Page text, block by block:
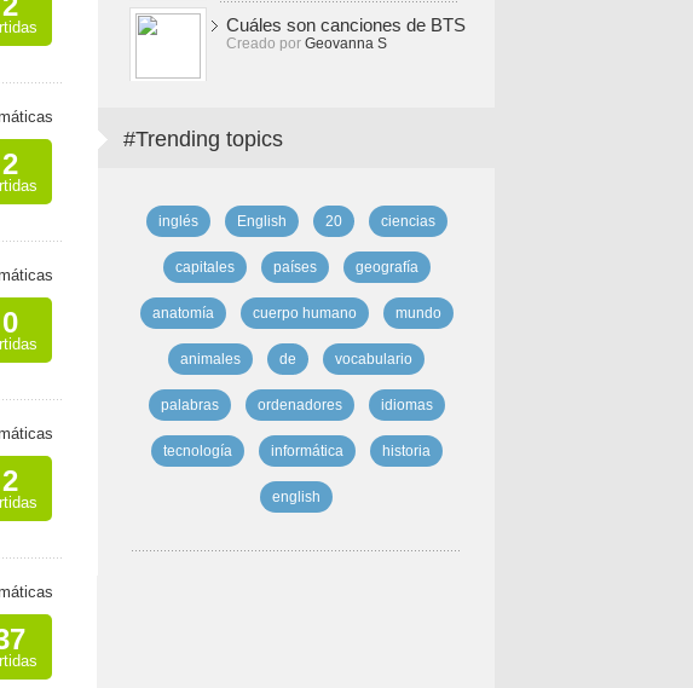
2
0
2
Cuáles son canciones de BTS
Creado por Geovanna S
#Trending topics
inglés English 20 ciencias
capitales países geografía
anatomía cuerpo humano mundo
animales de vocabulario
palabras ordenadores idiomas
tecnología informática historia
english